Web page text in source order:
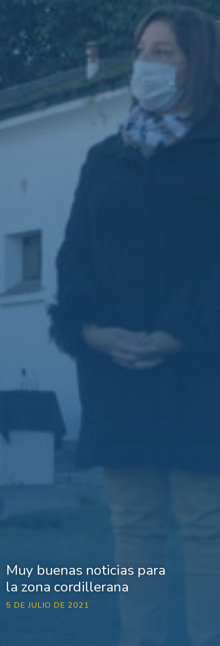
Muy buenas noticias para
la zona cordillerana
5 DE JULIO DE 2021